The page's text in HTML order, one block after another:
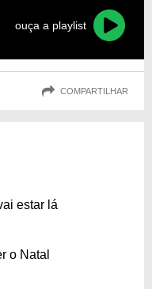
ouça a playlist
COMPARTILHAR
estar lá
o Natal